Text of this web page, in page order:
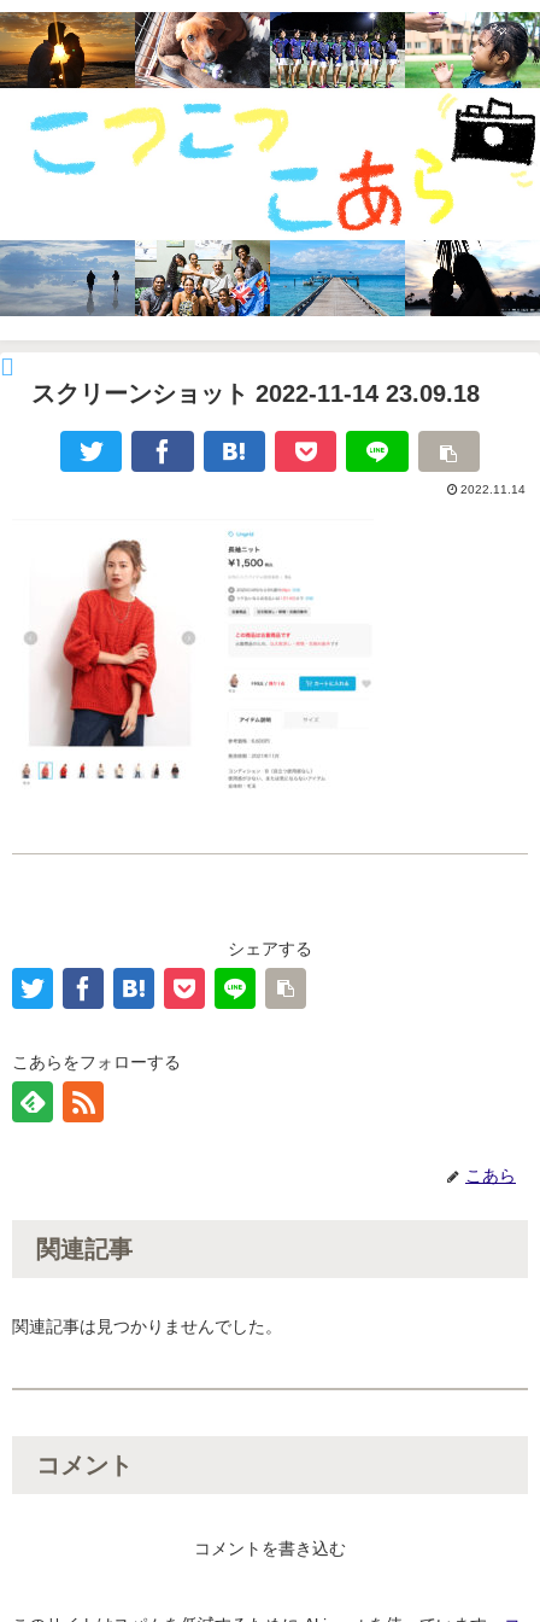
スクリーンショット 2022-11-14 23.09.18
2022.11.14
シェアする
こあらをフォローする
こあら
関連記事
関連記事は見つかりませんでした。
コメント
コメントを書き込む